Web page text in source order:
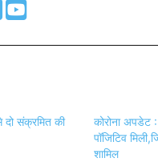
दो संक्रमित की
कोरोना अपडेट :
पॉजिटिव
शामिल